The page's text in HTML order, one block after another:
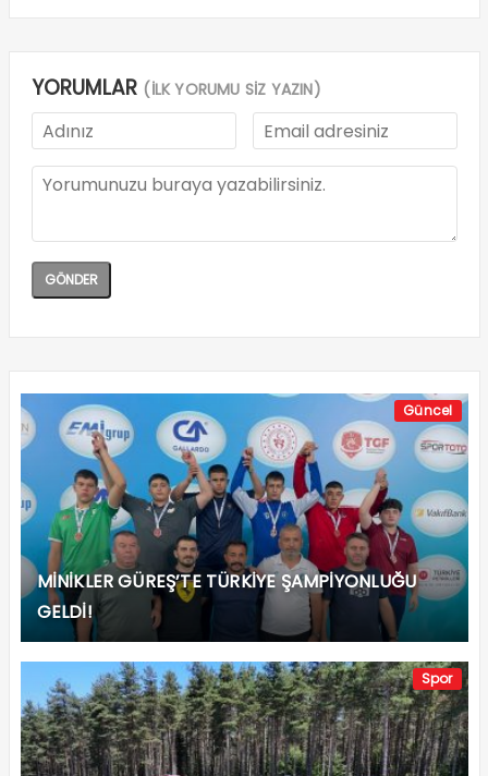
YORUMLAR (İLK YORUMU SİZ YAZIN)
Güncel
MİNİKLER GÜREŞ’TE TÜRKİYE ŞAMPİYONLUĞU
GELDİ!
Spor